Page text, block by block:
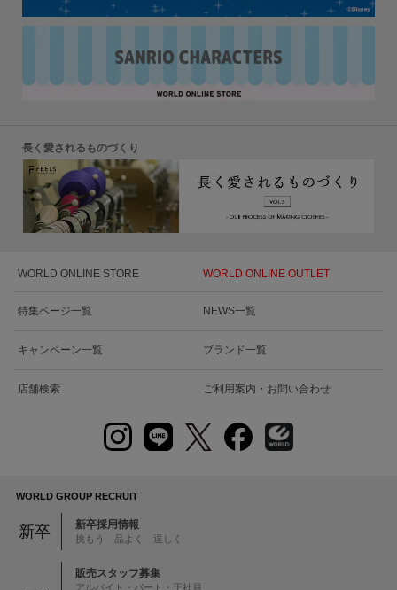
長く愛されるものづくり
WORLD ONLINE STORE WORLD ONLINE OUTLET
特集ページ一覧 NEWS一覧
キャンペーン一覧 ブランド一覧
店舗検索 ご利用案内・お問い合わせ
WORLD GROUP RECRUIT
新卒 新卒採用情報
挑もう 品よく 逞しく
販売スタッフ募集
アルバイト・パート・正社員